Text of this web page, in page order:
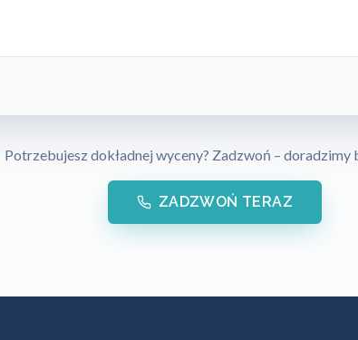
Potrzebujesz dokładnej wyceny? Zadzwoń – doradzimy
ZADZWOŃ TERAZ